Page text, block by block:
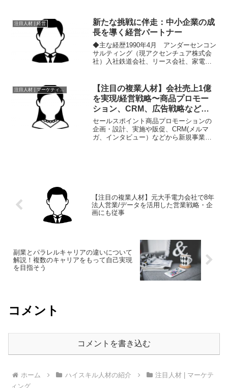
告、web、店頭販促物の製作／実施計画
立案）ご活用イメージ・大手...
注目人材 | 経営
新たな挑戦に伴走：中小企業の成
長を導く経営パートナー
◆主な経歴1990年4月 アンダーセンコン
サルティング（現アクセンチュア株式会
社）入社鉄道会社、リース会社、家電メ
類輸入会社の物流改善などの組織・業務
変革プロジェクトも...
注目人材 | マーケティング
【注目の複業人材】会社売上1億
を実現/経営戦略〜商品プロモー
ション、CRM、広告戦略など幅
広く従事
セールスポイント商品プロモーションの
企画・設計、実施や販促、CRM(メルマ
ガ、インタビュー）などから新規事業お
【注目の複業人材】元大手電力会社で8年
法人営業/データを活用した営業戦略・企
画にも従事
副業とパラレルキャリアの違いについて
解説！複数のキャリアをもって自己実現
を目指そう
コメント
コメントを書き込む
ホーム ハイスキル人材の紹介
注目人材 | マーケテ
ィング